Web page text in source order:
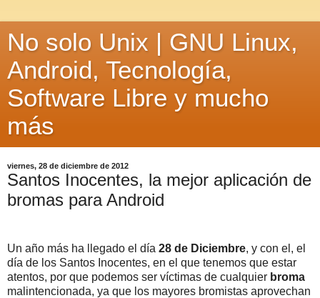
No solo Unix | GNU Linux,
Android, Tecnología,
Software Libre y mucho
más
viernes, 28 de diciembre de 2012
Santos Inocentes, la mejor aplicación de
bromas para Android
Un año más ha llegado el día 28 de Diciembre, y con el, el
día de los Santos Inocentes, en el que tenemos que estar
atentos, por que podemos ser víctimas de cualquier broma
malintencionada, ya que los mayores bromistas aprovechan